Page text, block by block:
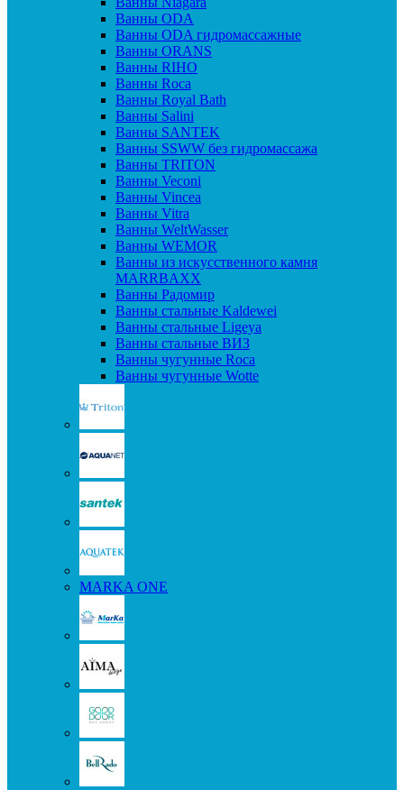
Ванны ODA
Ванны ODA гидромассажные
Ванны ORANS
Ванны RIHO
Ванны Roca
Ванны Royal Bath
Ванны Salini
Ванны SANTEK
Ванны SSWW без гидромассажа
Ванны TRITON
Ванны Veconi
Ванны Vincea
Ванны Vitra
Ванны WeltWasser
Ванны WEMOR
Ванны из искусственного камня
MARRBAXX
Ванны Радомир
Ванны стальные Kaldewei
Ванны стальные Ligeya
Ванны стальные ВИЗ
Ванны чугунные Roca
Ванны чугунные Wotte
MARKA ONE